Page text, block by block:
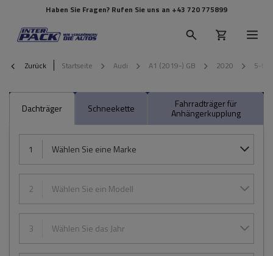
Haben Sie Fragen? Rufen Sie uns an +43 720 775899
Zurück Startseite Audi A1 (2019-) GB 2020 5-
Dachträger Schneekette Fahrradträger für
Anhängerkupplung
1 Wählen Sie eine Marke
2 Wählen Sie ein Modell
3 Wählen Sie das Jahr